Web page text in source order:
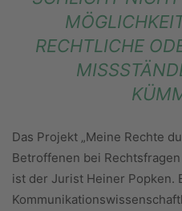
RECHTLICHE
Das Projekt „Meine Rechte
Betroffenen bei
ist der Jurist Heiner Popken.